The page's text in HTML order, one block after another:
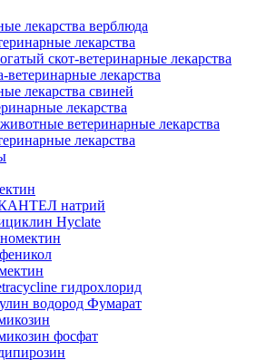
лекарства верблюда
лекарства
скот-ветеринарные лекарства
ветеринарные лекарства
лекарства свиней
лекарства
ветеринарные лекарства
лекарства
натрий
Hyclate
гидрохлорид
водород Фумарат
фосфат